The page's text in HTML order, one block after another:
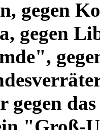
gegen
gegen
gegen